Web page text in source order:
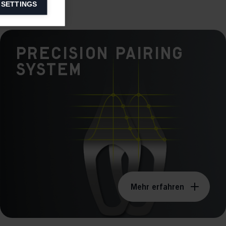
Precision Pairing
System
Mehr erfahren
on
to display